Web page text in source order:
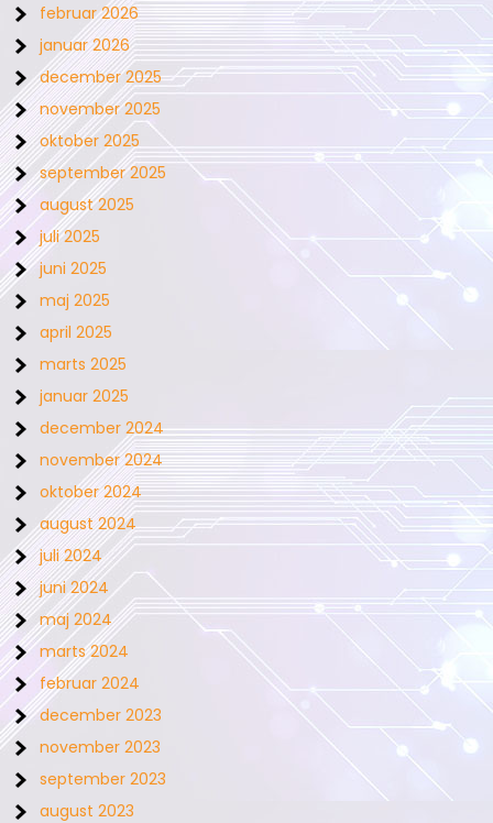
februar 2026
januar 2026
december 2025
november 2025
oktober 2025
september 2025
august 2025
juli 2025
juni 2025
maj 2025
april 2025
marts 2025
januar 2025
december 2024
november 2024
oktober 2024
august 2024
juli 2024
juni 2024
maj 2024
marts 2024
februar 2024
december 2023
november 2023
september 2023
august 2023